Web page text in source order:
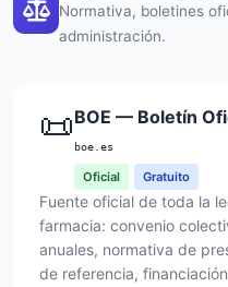
Normativa, boletines
administración.
📜BOE — Boletín
boe.es
Oficial Gratuito
Fuente oficial de toda la
farmacia: convenio
anuales, normativa de
de referencia,